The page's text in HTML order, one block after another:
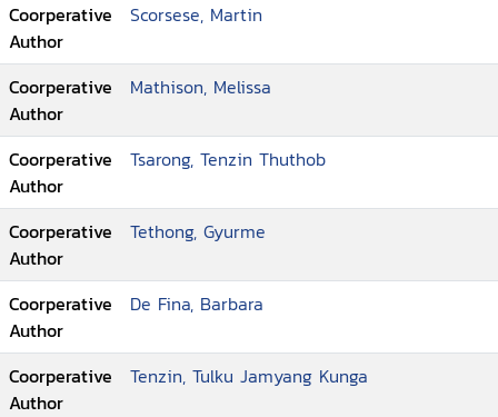
Coorperative
Author
Scorsese, Martin
Coorperative
Author
Mathison, Melissa
Coorperative
Author
Tsarong, Tenzin Thuthob
Coorperative
Author
Tethong, Gyurme
Coorperative
Author
De Fina, Barbara
Coorperative
Author
Tenzin, Tulku Jamyang Kunga